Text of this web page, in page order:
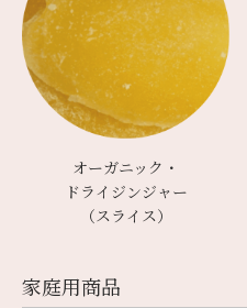
オーガニック・
ドライジンジャー
（スライス）
家庭用商品